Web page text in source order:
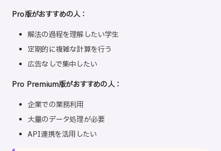
Pro版がおすすめの人：
解法の過程を理解したい学生
定期的に複雑な計算を行う
広告なしで集中したい
Pro Premium版がおすすめの人：
企業での業務利用
大量のデータ処理が必要
API連携を活用したい